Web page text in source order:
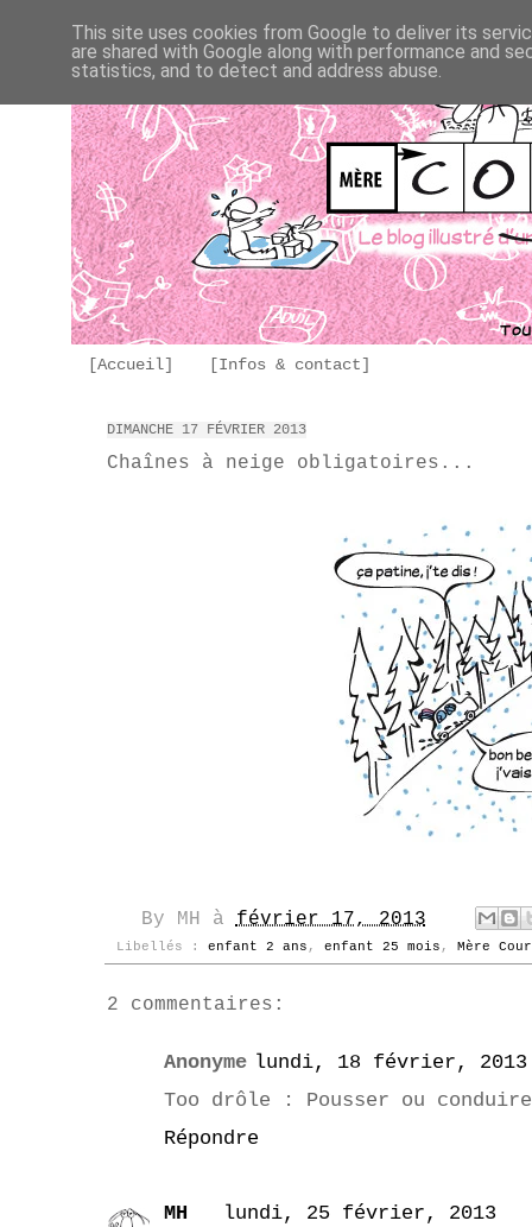
[Accueil] [Infos & contact]
DIMANCHE 17 FÉVRIER 2013
Chaînes à neige obligatoires...
By MH àfévrier 17, 2013
Libellés : enfant 2 ans , enfant 25 mois , Mère
2 commentaires:
Anonyme lundi, 18 février, 2013
Too drôle : Pousser ou
Répondre
MH
lundi, 25 février, 2013
This site uses cookies from Google to deliver its
are shared with Google along with performance and
statistics, and to detect and address abuse.